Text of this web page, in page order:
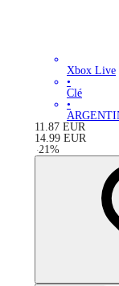
Xbox Live
•
Clé
•
11.87 EUR
14.99 EUR
-21 %